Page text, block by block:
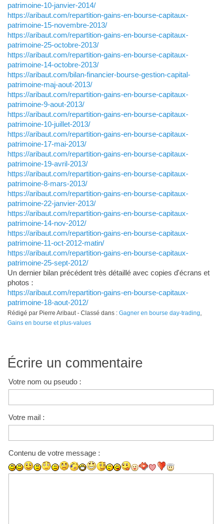
patrimoine-10-janvier-2014/
https://aribaut.com/repartition-gains-en-bourse-capitaux-
patrimoine-15-novembre-2013/
https://aribaut.com/repartition-gains-en-bourse-capitaux-
patrimoine-25-octobre-2013/
https://aribaut.com/repartition-gains-en-bourse-capitaux-
patrimoine-14-octobre-2013/
https://aribaut.com/bilan-financier-bourse-gestion-capital-
patrimoine-maj-aout-2013/
https://aribaut.com/repartition-gains-en-bourse-capitaux-
patrimoine-9-aout-2013/
https://aribaut.com/repartition-gains-en-bourse-capitaux-
patrimoine-10-juillet-2013/
https://aribaut.com/repartition-gains-en-bourse-capitaux-
patrimoine-17-mai-2013/
https://aribaut.com/repartition-gains-en-bourse-capitaux-
patrimoine-19-avril-2013/
https://aribaut.com/repartition-gains-en-bourse-capitaux-
patrimoine-8-mars-2013/
https://aribaut.com/repartition-gains-en-bourse-capitaux-
patrimoine-22-janvier-2013/
https://aribaut.com/repartition-gains-en-bourse-capitaux-
patrimoine-14-nov-2012/
https://aribaut.com/repartition-gains-en-bourse-capitaux-
patrimoine-11-oct-2012-matin/
https://aribaut.com/repartition-gains-en-bourse-capitaux-
patrimoine-25-sept-2012/
Un dernier bilan précédent très détaillé avec copies d'écrans et
photos :
https://aribaut.com/repartition-gains-en-bourse-capitaux-
patrimoine-18-aout-2012/
Rédigé par Pierre Aribaut - Classé dans : Gagner en bourse day-trading
Gains en bourse et plus-values
Écrire un commentaire
Votre nom ou pseudo :
Votre mail :
Contenu de votre message :